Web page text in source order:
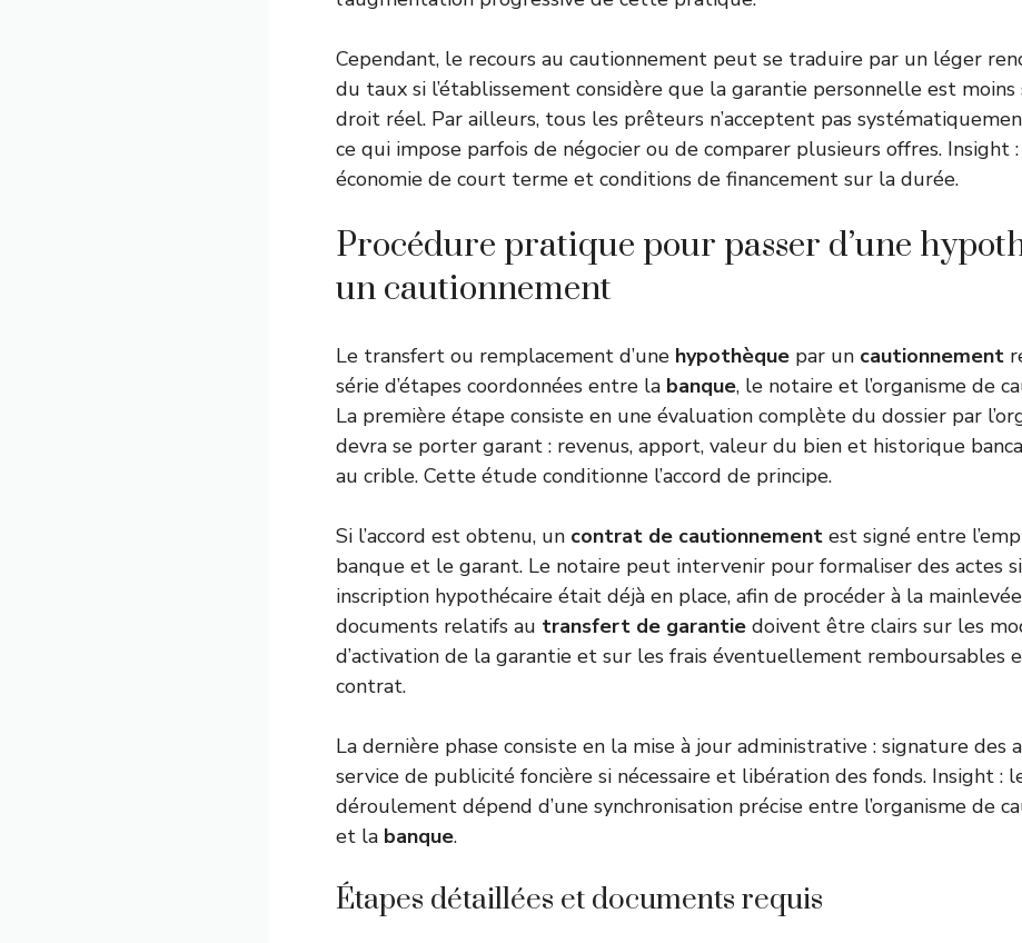
Cependant, le recours au cautionnement peut se traduire par un léger
du taux si l’établissement considère que la garantie personnelle est moins
droit réel. Par ailleurs, tous les prêteurs n’acceptent pas
ce qui impose parfois de négocier ou de comparer plusieurs offres. Insight
économie de court terme et conditions de financement sur la durée.
Procédure pratique pour passer d’une
un cautionnement
Le transfert ou remplacement d’une hypothèque par un cautionnement
série d’étapes coordonnées entre la banque, le notaire et l’organisme de
La première étape consiste en une évaluation complète du dossier par
devra se porter garant : revenus, apport, valeur du bien et historique
au crible. Cette étude conditionne l’accord de principe.
Si l’accord est obtenu, un contrat de cautionnement est signé entre
banque et le garant. Le notaire peut intervenir pour formaliser des actes
inscription hypothécaire était déjà en place, afin de procéder à la
documents relatifs au transfert de garantie doivent être clairs sur les
d’activation de la garantie et sur les frais éventuellement remboursables
contrat.
La dernière phase consiste en la mise à jour administrative : signature des
service de publicité foncière si nécessaire et libération des fonds. Insight :
déroulement dépend d’une synchronisation précise entre l’organisme de
et la banque.
Étapes détaillées et documents requis